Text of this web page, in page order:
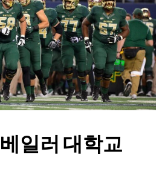
일러 대학교